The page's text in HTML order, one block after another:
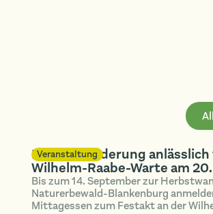
Veranstaltung
Herbstwanderung anlässlich
Wilhelm-Raabe-Warte am
Bis zum 14. September zur
Naturerbewald-Blankenburg
Mittagessen zum Festakt an der